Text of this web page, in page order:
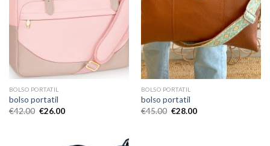
BOLSO PORTATIL
bolso portatil
€42.00 €26.00
BOLSO PORTATIL
bolso portatil
€45.00 €28.00